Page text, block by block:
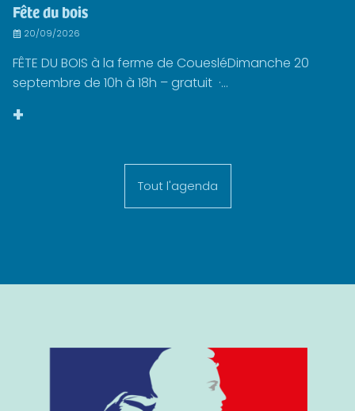
Fête du bois
20/09/2026
FÊTE DU BOIS à la ferme de CouesléDimanche 20
septembre de 10h à 18h – gratuit ·...
+
Tout l'agenda